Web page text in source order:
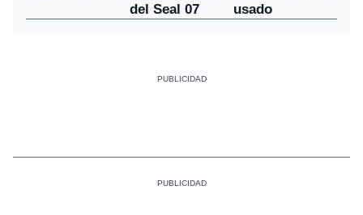
del Seal 07
usado